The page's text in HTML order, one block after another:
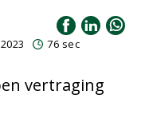
76 sec
vertraging